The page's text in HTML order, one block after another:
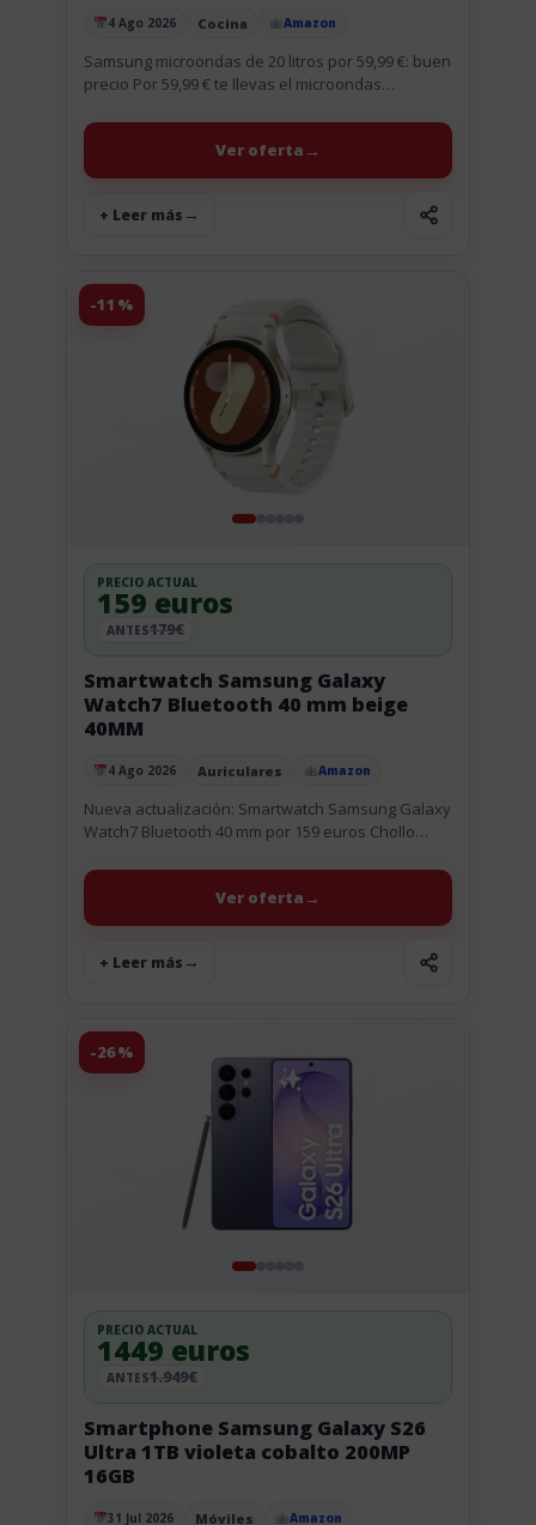
Publicado el
4 Ago 2026 Cocina Amazon
Samsung microondas de 20 litros por 59,99 €: buen
precio Por 59,99 € te llevas el microondas
Ahora...
+ Leer más
Ver oferta
-11%
Publicado el
4 Ago 2026 Auriculares Amazon
Smartwatch Samsung Galaxy
Watch7 Bluetooth 40 mm beige
40MM
PRECIO ACTUAL
159 euros
ANTES179€
Nueva actualización: Smartwatch Samsung Galaxy
Watch7 Bluetooth 40 mm por 159 euros Chollo
euros. Por 159 € te...
+ Leer más
Ver oferta
-26%
31 Jul 2026 Móviles Amazon
Smartphone Samsung Galaxy S26
Ultra 1TB violeta cobalto 200MP
16GB
PRECIO ACTUAL
1449 euros
ANTES1.949€